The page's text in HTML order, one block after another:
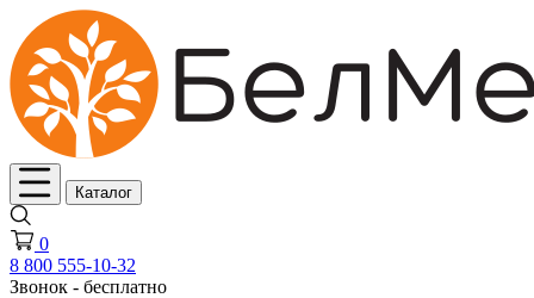
Каталог
0
8 800 555-10-32
Звонок - бесплатно